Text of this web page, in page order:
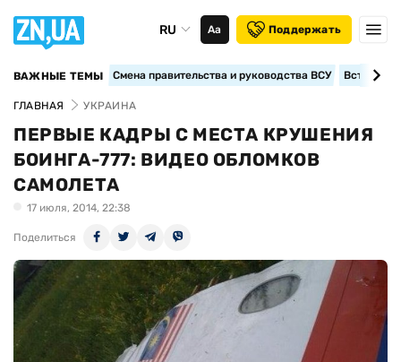
RU Аа Поддержать
ВАЖНЫЕ ТЕМЫ Смена правительства и руководства ВСУ
ГЛАВНАЯ УКРАИНА
ПЕРВЫЕ КАДРЫ С МЕСТА КРУШЕНИЯ
БОИНГА-777: ВИДЕО ОБЛОМКОВ
САМОЛЕТА
17 июля, 2014, 22:38
Поделиться